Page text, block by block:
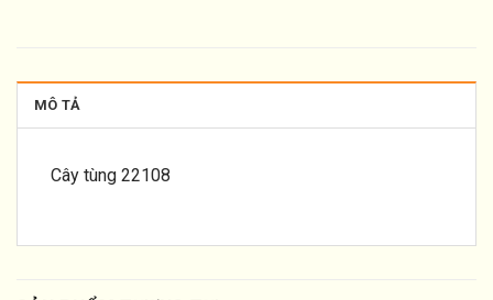
MÔ TẢ
Cây tùng 22108